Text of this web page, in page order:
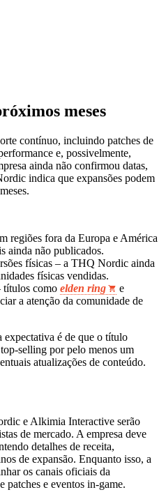
meses
contínuo, incluindo patches de
e, possivelmente,
ainda não confirmou datas,
indica que expansões podem
regiões fora da Europa e América
ainda não publicados.
físicas – a THQ Nordic ainda
físicas vendidas.
títulos como elden ring
e
a atenção da comunidade de
expectativa é de que o título
por pelo menos um
atualizações de conteúdo.
e Alkimia Interactive serão
de mercado. A empresa deve
detalhes de receita,
de expansão. Enquanto isso, a
os canais oficiais da
patches e eventos in‑game.